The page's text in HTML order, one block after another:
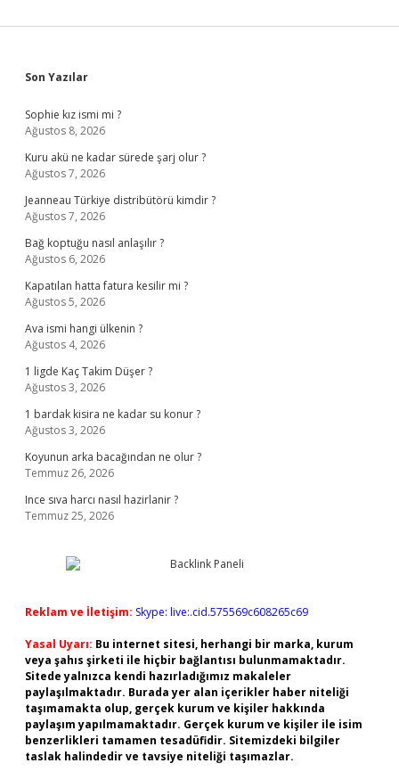
Sidebar
Son Yazılar
Sophie kız ismi mi ?
Ağustos 8, 2026
Kuru akü ne kadar sürede şarj olur ?
Ağustos 7, 2026
Jeanneau Türkiye distribütörü kimdir ?
Ağustos 7, 2026
Bağ koptuğu nasıl anlaşılır ?
Ağustos 6, 2026
Kapatılan hatta fatura kesilir mi ?
Ağustos 5, 2026
Ava ismi hangi ülkenin ?
Ağustos 4, 2026
1 ligde Kaç Takim Düşer ?
Ağustos 3, 2026
1 bardak kisira ne kadar su konur ?
Ağustos 3, 2026
Koyunun arka bacağından ne olur ?
Temmuz 26, 2026
Ince sıva harcı nasıl hazirlanir ?
Temmuz 25, 2026
Reklam ve İletişim: Skype: live:.cid.575569c608265c69
Yasal Uyarı: Bu internet sitesi, herhangi bir marka, kurum
veya şahıs şirketi ile hiçbir bağlantısı bulunmamaktadır.
Sitede yalnızca kendi hazırladığımız makaleler
paylaşılmaktadır. Burada yer alan içerikler haber niteliği
taşımamakta olup, gerçek kurum ve kişiler hakkında
paylaşım yapılmamaktadır. Gerçek kurum ve kişiler ile isim
benzerlikleri tamamen tesadüfidir. Sitemizdeki bilgiler
taslak halindedir ve tavsiye niteliği taşımazlar.